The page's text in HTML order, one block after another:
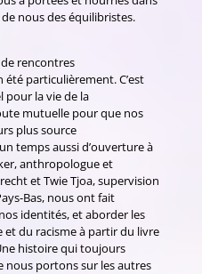
nous des équilibristes.
rencontres
particulièrement. C’est
la vie de la
mutuelle pour que nos
plus source
temps aussi d’ouverture à
anthropologue et
et Twie Tjoa, supervision
Bas, nous ont fait
identités, et aborder les
et du racisme à partir du livre
histoire qui toujours
nous portons sur les autres